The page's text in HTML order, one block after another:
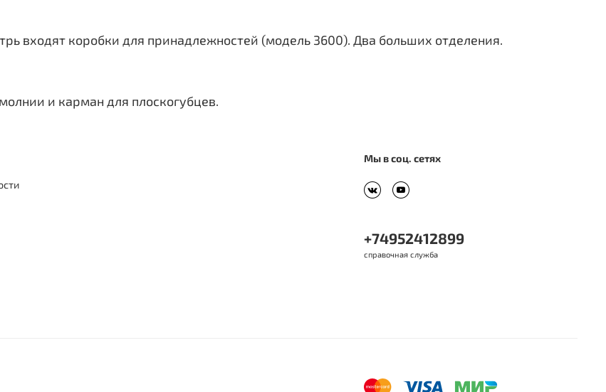
входят коробки для принадлежностей (модель 3600). Два больших отделения.
и карман для плоскогубцев.
Мы в соц. сетях
+74952412899
справочная служба